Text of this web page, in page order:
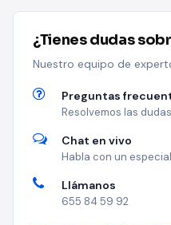
¿Tienes dudas
Nuestro equipo de
Preguntas
Resolvemos las
Chat en vivo
Habla con un
Llámanos
655 84 59 92